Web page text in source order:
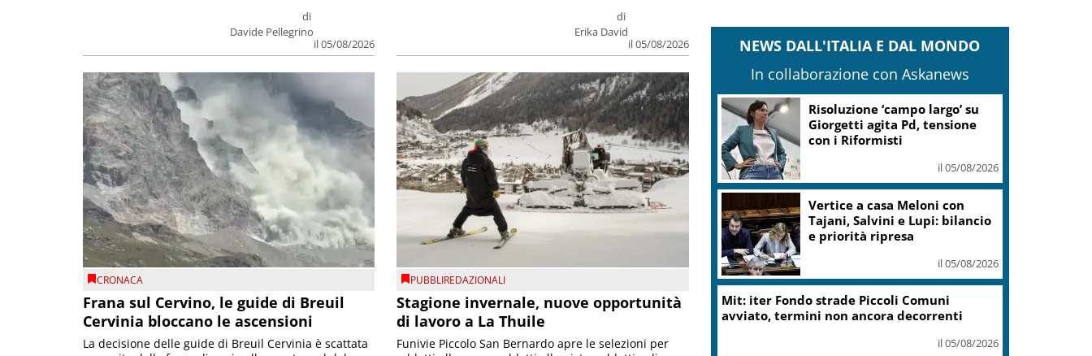
di
Davide Pellegrino
il 05/08/2026
di
Erika David
il 05/08/2026
CRONACA
Frana sul Cervino, le guide di Breuil
Cervinia bloccano le ascensioni
La decisione delle guide di Breuil Cervinia è scattata
PUBBLIREDAZIONALI
Stagione invernale, nuove opportunità
di lavoro a La Thuile
Funivie Piccolo San Bernardo apre le selezioni per
NEWS DALL'ITALIA E DAL MONDO
In collaborazione con Askanews
Risoluzione ‘campo largo’ su
Giorgetti agita Pd, tensione
con i Riformisti
il 05/08/2026
Vertice a casa Meloni con
Tajani, Salvini e Lupi: bilancio
e priorità ripresa
il 05/08/2026
Mit: iter Fondo strade Piccoli Comuni
avviato, termini non ancora decorrenti
il 05/08/2026